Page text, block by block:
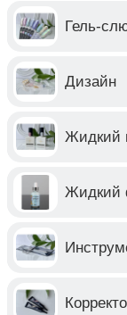
Гель-
Дизайн
Жидкий
Жидкий